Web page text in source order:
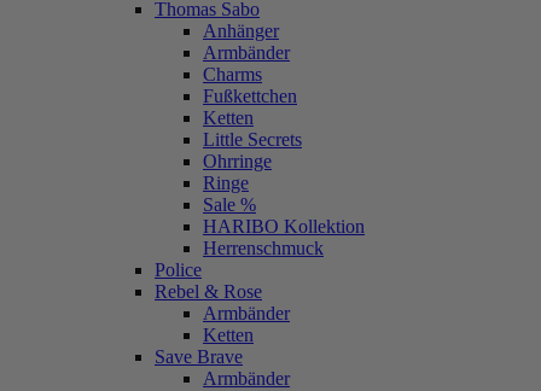
Thomas Sabo
Anhänger
Armbänder
Charms
Fußkettchen
Ketten
Little Secrets
Ohrringe
Ringe
Sale %
HARIBO Kollektion
Herrenschmuck
Police
Rebel & Rose
Armbänder
Ketten
Save Brave
Armbänder